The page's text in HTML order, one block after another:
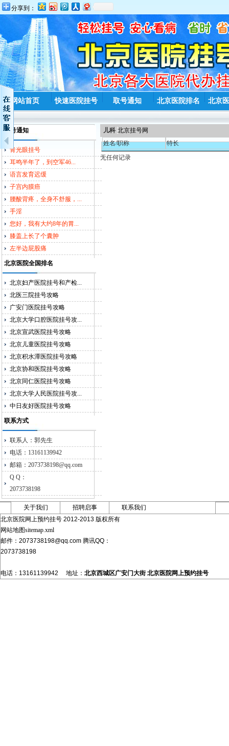
分享到：
网站首页 快速医院挂号 取号通知 北京医院排名 北京
取号通知
青光眼挂号
耳鸣半年了，到空军46...
语言发育迟缓
子宫内膜癌
腰酸背疼，全身不舒服，...
手淫
您好，我有大约8年的胃...
膝盖上长了个囊肿
左半边屁股痛
北京医院全国排名
北京妇产医院挂号和产检...
北医三院挂号攻略
广安门医院挂号攻略
北京大学口腔医院挂号攻...
北京宣武医院挂号攻略
北京儿童医院挂号攻略
北京积水潭医院挂号攻略
北京协和医院挂号攻略
北京同仁医院挂号攻略
北京大学人民医院挂号攻...
中日友好医院挂号攻略
联系方式
联系人：郭先生
电话：13161139942
邮箱：2073738198@qq.com
Q Q：
2073738198
儿科 北京挂号网
姓名/职称
特长
无任何记录
关于我们 招聘启事
联系我们
北京医院网上预约挂号 2012-2013 版权所有
网站地图sitemap.xml
邮件：2073738198@qq.com 腾讯QQ：
2073738198
电话：13161139942 地址： 北京西城区广安门大街 北京医院网上预约挂号